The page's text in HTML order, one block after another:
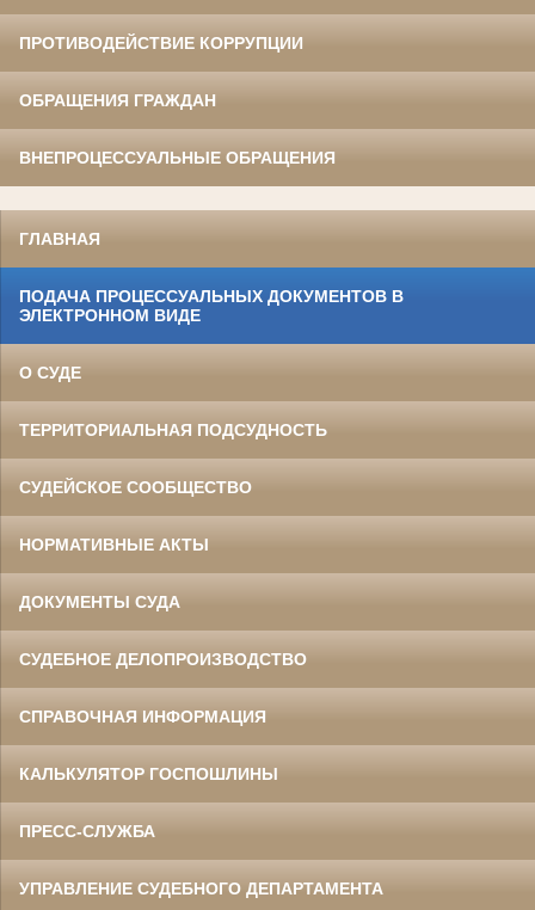
ПРОТИВОДЕЙСТВИЕ КОРРУПЦИИ
ОБРАЩЕНИЯ ГРАЖДАН
ВНЕПРОЦЕССУАЛЬНЫЕ ОБРАЩЕНИЯ
ГЛАВНАЯ
ПОДАЧА ПРОЦЕССУАЛЬНЫХ ДОКУМЕНТОВ В
ЭЛЕКТРОННОМ ВИДЕ
О СУДЕ
ТЕРРИТОРИАЛЬНАЯ ПОДСУДНОСТЬ
СУДЕЙСКОЕ СООБЩЕСТВО
НОРМАТИВНЫЕ АКТЫ
ДОКУМЕНТЫ СУДА
СУДЕБНОЕ ДЕЛОПРОИЗВОДСТВО
СПРАВОЧНАЯ ИНФОРМАЦИЯ
КАЛЬКУЛЯТОР ГОСПОШЛИНЫ
ПРЕСС-СЛУЖБА
УПРАВЛЕНИЕ СУДЕБНОГО ДЕПАРТАМЕНТА